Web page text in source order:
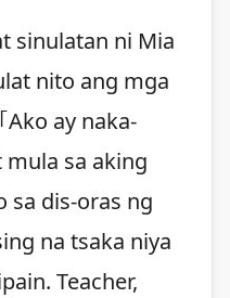
sinulatan ni Mia
nito ang mga
ay naka-
sa aking
sa dis-oras ng
na tsaka niya
Teacher,